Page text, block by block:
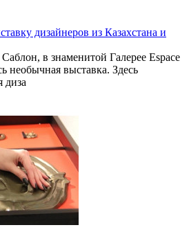
дизайнеров из Казахстана и
в знаменитой Галерее Espace
необычная выставка. Здесь
диза